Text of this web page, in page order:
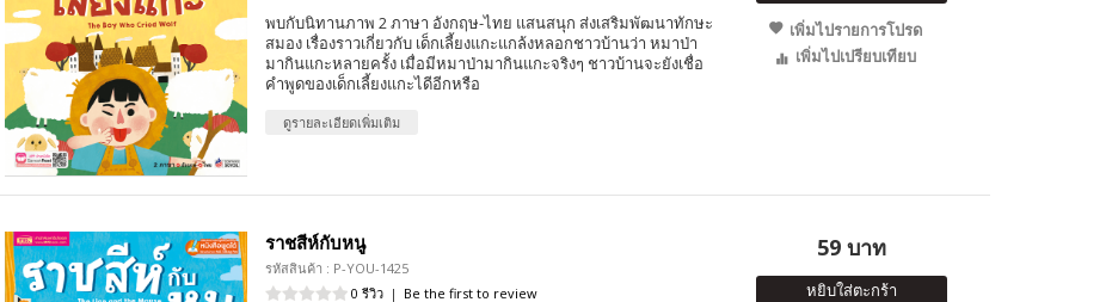
พบกับนิทานภาพ 2 ภาษา อังกฤษ-ไทย แสนสนุก ส่งเสริมพัฒนาทักษะ
สมอง เรื่องราวเกี่ยวกับ เด็กเลี้ยงแกะแกล้งหลอกชาวบ้านว่า หมาป่า
มากินแกะหลายครั้ง เมื่อมีหมาป่ามากินแกะจริงๆ ชาวบ้านจะยังเชื่อ
คำพูดของเด็กเลี้ยงแกะไดีอีกหรือ
ดูรายละเอียดเพิ่มเติม
เพิ่มไปรายการโปรด
เพิ่มไปเปรียบเทียบ
ราชสีห์กับหนู
รหัสสินค้า : P-YOU-1425
0 รีวิว | Be the first to review
59 บาท
หยิบใส่ตะกร้า